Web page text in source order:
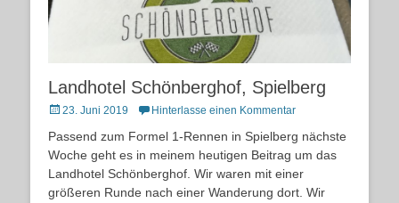
Landhotel Schönberghof, Spielberg
Posted
23. Juni 2019 Hinterlasse einen Kommentar
Passend zum Formel 1-Rennen in Spielberg nächste
Woche geht es in meinem heutigen Beitrag um das
Landhotel Schönberghof. Wir waren mit einer
größeren Runde nach einer Wanderung dort. Wir